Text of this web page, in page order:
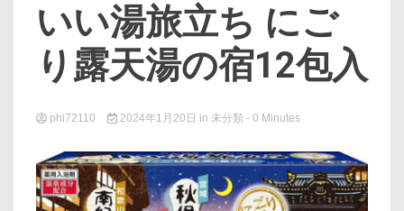
いい湯旅立ち にご
り露天湯の宿12包入
phi72110 2024年1月20日 in 未分類 - 0 Minutes